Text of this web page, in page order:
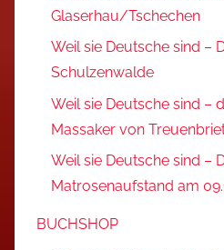
Glaserhau/Tschechen
Weil sie Deutsche sind –
Schulzenwalde
Weil sie Deutsche sind –
Massaker von
Weil sie Deutsche sind –
Matrosenaufstand am
BUCHSHOP